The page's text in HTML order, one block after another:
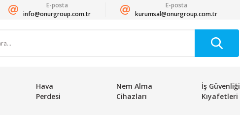
E-posta
info@onurgroup.com.tr
E-posta
kurumsal@onurgroup.com.tr
Hava
Perdesi
Nem Alma
Cihazları
İş Güvenliği
Kıyafetleri